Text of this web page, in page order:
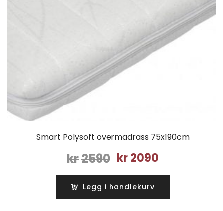
Smart Polysoft overmadrass 75x190cm
kr2590 Opprinnelig
var:
kr2590.
kr2090
kr2090.
Legg i handlekurv